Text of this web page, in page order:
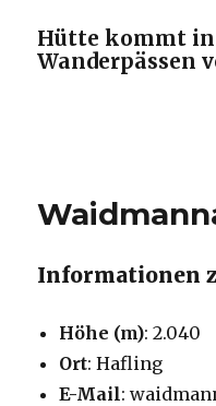
Hütte kommt
Wanderpässen
Informationen
Höhe (m): 2.040
Ort: Hafling
E-Mail: